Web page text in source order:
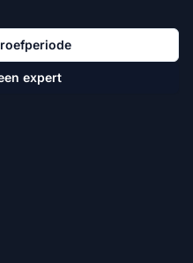
expert